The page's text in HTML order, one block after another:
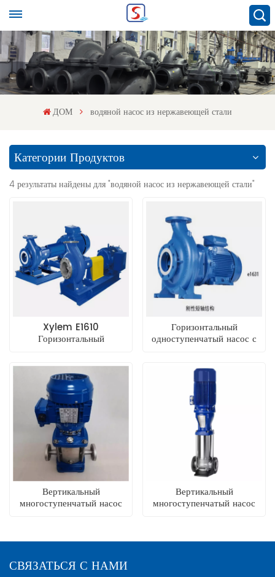
ДОМ водяной насос из нержавеющей стали
Категории Продуктов
4 результаты найдены для "водяной насос из нержавеющей стали"
Xylem E1610
Горизонтальный
прямого подключения
Горизонтальный
одноступенчатый насос с
Lowara E1631
Вертикальный
многоступенчатый насос
Lowara eSV
Вертикальный
многоступенчатый насос
рядным расположением
СВЯЗАТЬСЯ С НАМИ